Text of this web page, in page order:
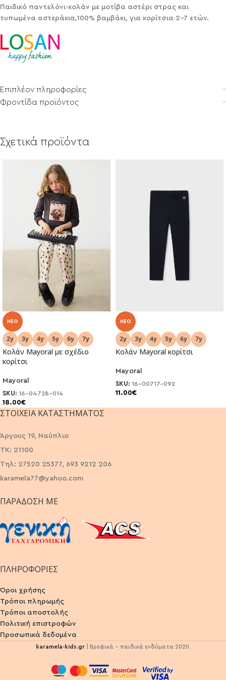
Παιδικό παντελόνι-κολάν με μοτίβα αστέρι στρας και
τυπωμένα αστεράκια,100% βαμβάκι, για κορίτσια 2-7 ετών.
Επιπλέον πληροφορίες
Φροντίδα προϊόντος
Σχετικά προϊόντα
NEO
Κολάν Mayoral με σχέδιο
κορίτσι
Mayoral
SKU: 16-04728-014
18.00€
NEO
Κολάν Mayoral κορίτσι
Mayoral
SKU: 16-00717-092
11.00€
ΣΤΟΙΧΕΊΑ ΚΑΤΑΣΤΉΜΑΤΟΣ
Άργους 19, Ναύπλιο
ΤΚ: 21100
Τηλ: 27520 25377, 693 9212 206
karamela77@yahoo.com
ΠΑΡΆΔΟΣΗ ΜΕ
ΠΛΗΡΟΦΟΡΙΕΣ
Όροι χρήσης
Τρόποι πληρωμής
Τρόποι αποστολής
Πολιτική επιστροφών
Προσωπικά δεδομένα
karamela-kids.gr | Βρεφικά - παιδικά ενδύματα 2020.